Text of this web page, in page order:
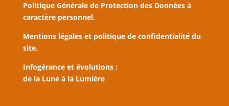
Politique Générale de Protection des Données à
caractère personnel.
Mentions légales et politique de confidentialité du
site.
Infogérance et évolutions :
de la Lune à la Lumière